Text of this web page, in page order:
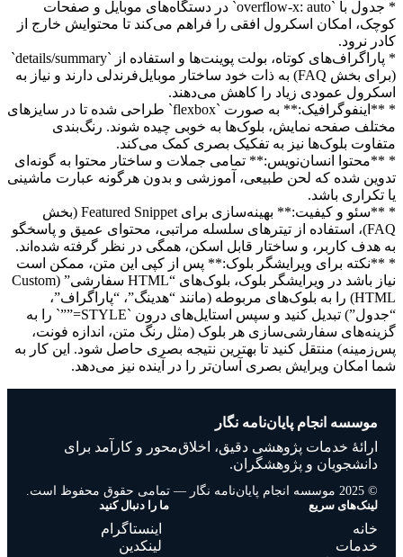
* جدول با `overflow-x: auto` در دستگاه‌های موبایل و صفحات
کوچک، امکان اسکرول افقی را فراهم می‌کند تا محتوایش خارج از
کادر نرود.
* پاراگراف‌های کوتاه، بولت پوینت‌ها و استفاده از `details/summary`
(برای بخش FAQ) به ذات خود ساختار موبایل‌فرندلی دارند و نیاز به
اسکرول عمودی زیاد را کاهش می‌دهند.
* **اینفوگرافیک:** به صورت `flexbox` طراحی شده تا در سایزهای
مختلف صفحه نمایش، بلوک‌ها به خوبی چیده شوند. رنگ‌بندی
متفاوت بلوک‌ها نیز به تفکیک بصری کمک می‌کند.
* **محتوا انسان‌نویس:** تمامی جملات و ساختار محتوا به گونه‌ای
تدوین شده که لحن طبیعی، آموزشی و بدون هرگونه عبارت ماشینی
یا تکراری باشد.
* **سئو و کیفیت:** بهینه‌سازی برای Featured Snippet (بخش
FAQ)، استفاده از تیترهای سلسله مراتبی، محتوای عمیق و پاسخگو
به هدف کاربر، و ساختار قابل اسکن، همگی در نظر گرفته شده‌اند.
* **نکته برای ویرایشگر بلوک:** پس از کپی این متن، ممکن است
نیاز باشد در ویرایشگر بلوک، بلوک‌های “HTML سفارشی” (Custom
HTML) را به بلوک‌های مربوطه (مانند “هدینگ”، “پاراگراف”،
“جدول”) تبدیل کنید و سپس استایل‌های درون `STYLE=””` را به
گزینه‌های سفارشی‌سازی هر بلوک (مثل رنگ متن، اندازه فونت،
پس‌زمینه) منتقل کنید تا بهترین نتیجه بصری حاصل شود. این کار به
شما امکان ویرایش بصری آسان‌تر را در آینده نیز می‌دهد.
موسسه انجام پایان‌نامه نگار
ارائهٔ خدمات پژوهشی دقیق، اخلاق‌محور و کارآمد برای
دانشجویان و پژوهشگران.
© 2025 موسسه انجام پایان‌نامه نگار — تمامی حقوق محفوظ است.
لینک‌های سریع
خانه
خدمات
ما را دنبال کنید
اینستاگرام
لینکدین